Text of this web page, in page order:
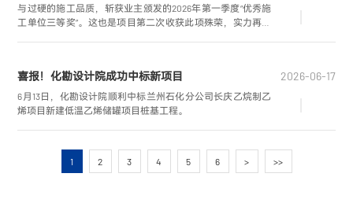
与过硬的施工品质，斩获业主颁发的2026年第一季度“优秀施
工单位三等奖”。这也是项目第二次收获此项殊荣，实力再获
喜报！化勘设计院成功中标新项目 2026-06-17
6月13日，化勘设计院顺利中标兰州石化分公司长庆乙烷制乙
烯项目新建低温乙烯储罐项目桩基工程。
1 2 3 4 5 6 > >>